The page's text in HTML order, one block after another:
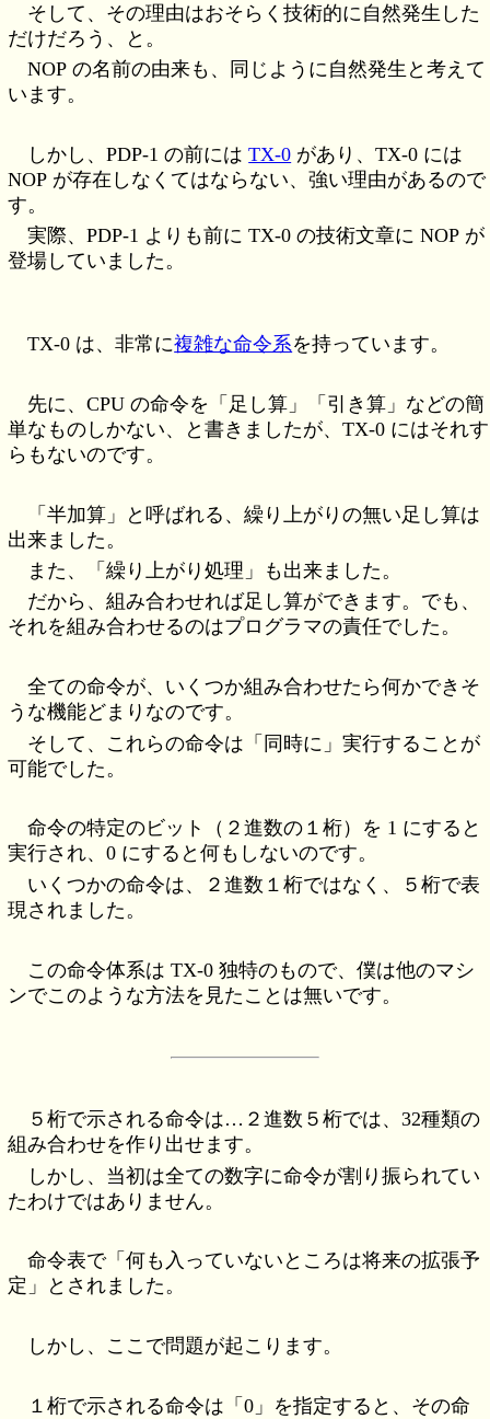
そして、その理由はおそらく技術的に自然発生した
だけだろう、と。
NOP の名前の由来も、同じように自然発生と考えて
います。
しかし、PDP-1 の前にはTX-0 があり、TX-0 には
NOP が存在しなくてはならない、強い理由があるので
す。
実際、PDP-1 よりも前に TX-0 の技術文章に NOP が
登場していました。
TX-0 は、非常に複雑な命令系を持っています。
先に、CPU の命令を「足し算」「引き算」などの簡
単なものしかない、と書きましたが、TX-0 にはそれす
らもないのです。
「半加算」と呼ばれる、繰り上がりの無い足し算は
出来ました。
また、「繰り上がり処理」も出来ました。
だから、組み合わせれば足し算ができます。でも、
それを組み合わせるのはプログラマの責任でした。
全ての命令が、いくつか組み合わせたら何かできそ
うな機能どまりなのです。
そして、これらの命令は「同時に」実行することが
可能でした。
命令の特定のビット（２進数の１桁）を 1 にすると
実行され、0 にすると何もしないのです。
いくつかの命令は、２進数１桁ではなく、５桁で表
現されました。
この命令体系は TX-0 独特のもので、僕は他のマシ
ンでこのような方法を見たことは無いです。
５桁で示される命令は…２進数５桁では、32種類の
組み合わせを作り出せます。
しかし、当初は全ての数字に命令が割り振られてい
たわけではありません。
命令表で「何も入っていないところは将来の拡張予
定」とされました。
しかし、ここで問題が起こります。
１桁で示される命令は「0」を指定すると、その命